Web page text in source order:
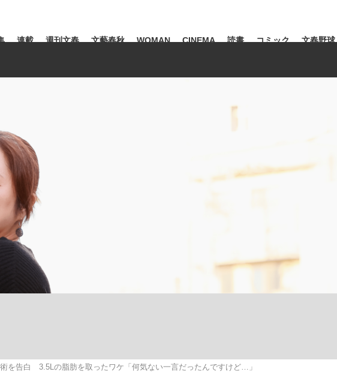
伊豆の...
連載 週刊文春 文藝春秋 WOMAN CINEMA 読書 コミック 文春野球
市早苗
術を告白 3.5Lの脂肪を取ったワケ「何気ない一言だったんですけど…」